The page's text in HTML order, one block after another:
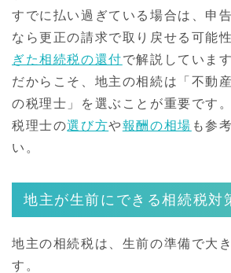
すでに払い過ぎている場合は、申
なら更正の請求で取り戻せる可能
ぎた相続税の還付で解説しています
だからこそ、地主の相続は「不動
の税理士」を選ぶことが重要です。
税理士の選び方や報酬の相場 も参
い。
地主が生前にできる相続税対
地主の相続税は、生前の準備で大
す。